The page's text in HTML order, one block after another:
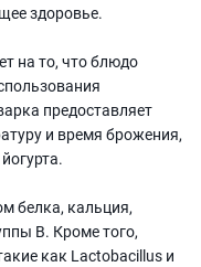
здоровье.
на то, что блюдо
предоставляет
и время брожения,
белка, кальция,
B. Кроме того,
как Lactobacillus и